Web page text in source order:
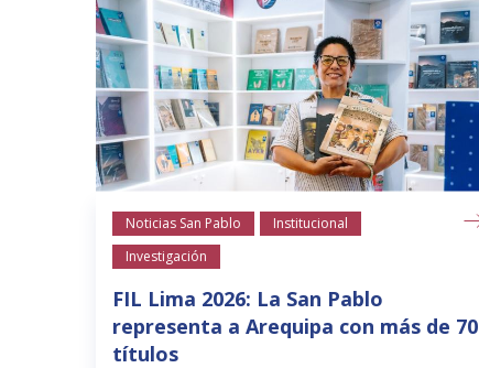
Noticias San Pablo
Institucional
Investigación
FIL Lima 2026: La San Pablo
representa a Arequipa con más de 70
títulos